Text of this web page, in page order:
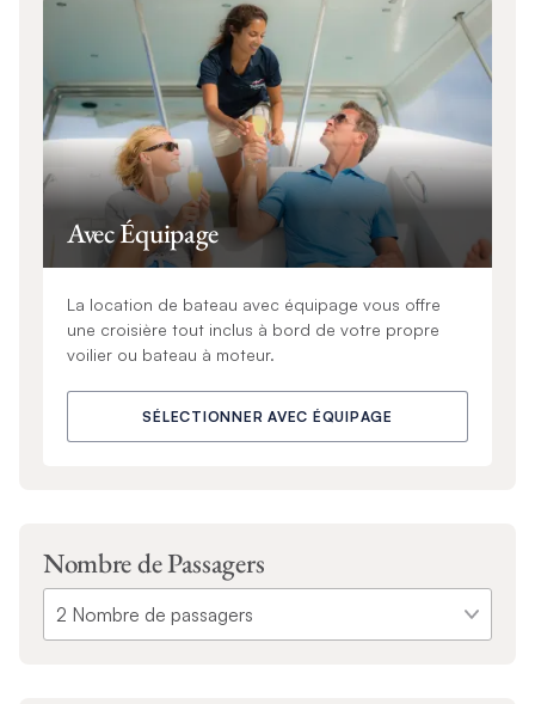
Avec Équipage
La location de bateau avec équipage vous offre
une croisière tout inclus à bord de votre propre
voilier ou bateau à moteur.
SÉLECTIONNER AVEC ÉQUIPAGE
Nombre de Passagers